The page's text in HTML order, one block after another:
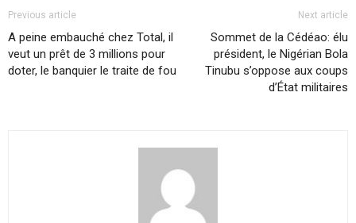
Previous article
A peine embauché chez Total, il
veut un prêt de 3 millions pour
doter, le banquier le traite de fou
Next article
Sommet de la Cédéao: élu
président, le Nigérian Bola
Tinubu s’oppose aux coups
d’État militaires